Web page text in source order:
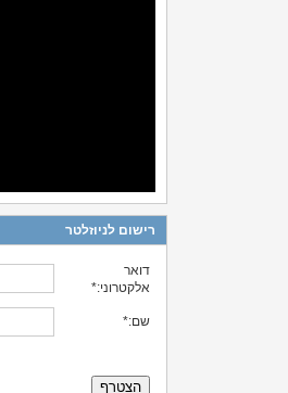
רישום לניוזלטר
דואר
אלקטרוני:*
שם:*